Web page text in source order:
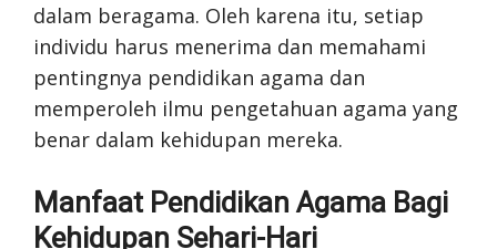
dalam beragama. Oleh karena itu, setiap
individu harus menerima dan memahami
pentingnya pendidikan agama dan
memperoleh ilmu pengetahuan agama yang
benar dalam kehidupan mereka.
Manfaat Pendidikan Agama Bagi
Kehidupan Sehari-Hari